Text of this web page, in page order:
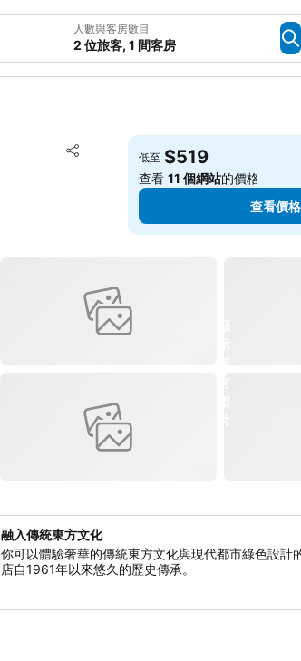
人數與客房數目
2 位旅客, 1 間客房
分享
放到收藏夾
低至 $519
查看11 個網站的價格
查看價格
融入傳統東方文化
你可以體驗奢華的傳統東方文化與現代都市綠色設計
店自1961年以來悠久的歷史傳承。